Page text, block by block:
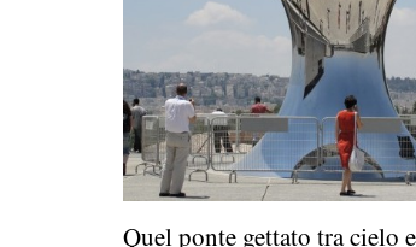
Quel ponte gettato tra cielo